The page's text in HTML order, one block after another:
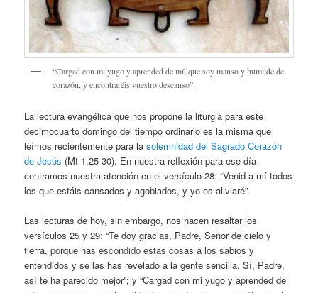
“Cargad con mi yugo y aprended de mí, que soy manso y humilde de
corazón, y encontraréis vuestro descanso”.
La lectura evangélica que nos propone la liturgia para este
decimocuarto domingo del tiempo ordinario es la misma que
leímos recientemente para lasolemnidad del Sagrado Corazón
de Jesús (Mt 1,25-30). En nuestra reflexión para ese día
centramos nuestra atención en el versículo 28: “Venid a mí todos
los que estáis cansados y agobiados, y yo os aliviaré”.
Las lecturas de hoy, sin embargo, nos hacen resaltar los
versículos 25 y 29: “Te doy gracias, Padre, Señor de cielo y
tierra, porque has escondido estas cosas a los sabios y
entendidos y se las has revelado a la gente sencilla. Sí, Padre,
así te ha parecido mejor”; y “Cargad con mi yugo y aprended de